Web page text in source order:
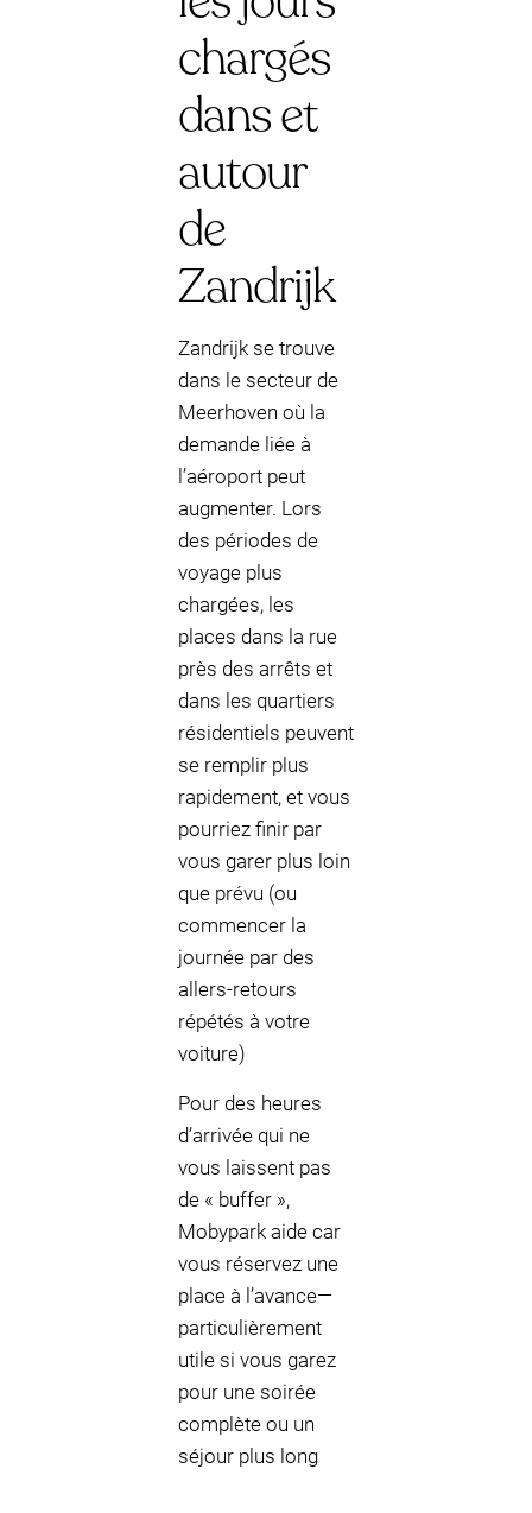
chargés
dans et
autour
de
Zandrijk
Zandrijk se trouve
dans le secteur de
Meerhoven où la
demande liée à
l’aéroport peut
augmenter. Lors
des périodes de
voyage plus
chargées, les
places dans la rue
près des arrêts et
dans les quartiers
résidentiels peuvent
se remplir plus
rapidement, et vous
pourriez finir par
vous garer plus loin
que prévu (ou
commencer la
journée par des
allers-retours
répétés à votre
voiture)
Pour des heures
d’arrivée qui ne
vous laissent pas
de « buffer »,
Mobypark aide car
vous réservez une
place à l’avance—
particulièrement
utile si vous garez
pour une soirée
complète ou un
séjour plus long